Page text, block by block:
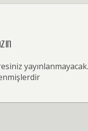
yayınlanmayacak.